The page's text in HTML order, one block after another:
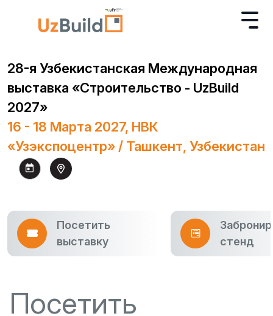
28-я Узбекистанская Международная
выставка «Строительство - UzBuild
2027»
16 - 18 Марта 2027, НВК
«Узэкспоцентр» / Ташкент, Узбекистан
Посетить
выставку
стенд
Посетить